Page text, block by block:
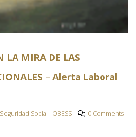
LA MIRA DE LAS
– Alerta Laboral
Social - OBESS
0 Comments